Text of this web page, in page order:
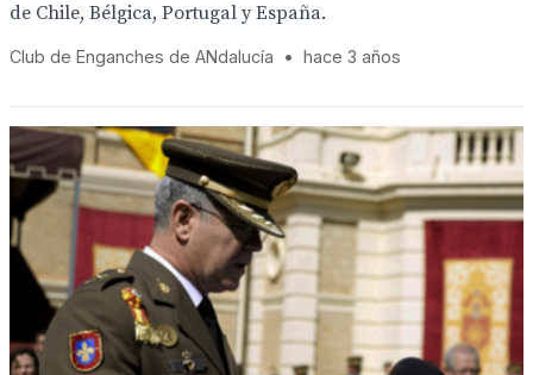
de Chile, Bélgica, Portugal y España.
Club de Enganches de ANdalucía • hace 3 años